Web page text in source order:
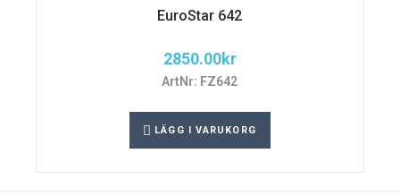
EuroStar 642
2850.00kr
ArtNr: FZ642
LÄGG I VARUKORG